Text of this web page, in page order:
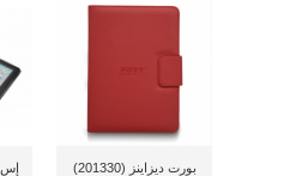
بورت ديزاينز (201330)